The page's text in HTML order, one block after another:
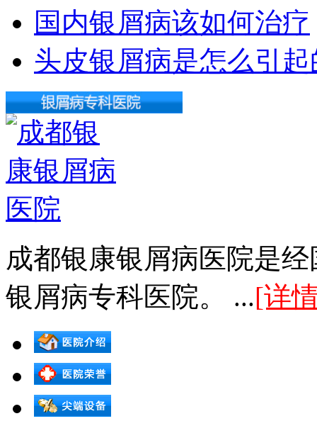
国内银屑病该如何治疗
头皮银屑病是怎么引起
成都银康银屑病医院是
银屑病专科医院。 ...[详